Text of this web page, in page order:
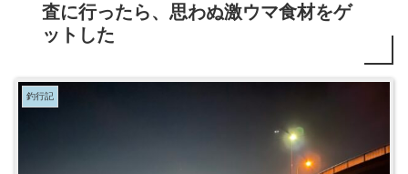
査に行ったら、思わぬ激ウマ食材をゲ
ットした
釣行記